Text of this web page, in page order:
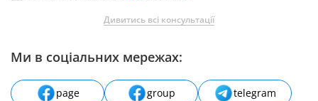
Дивитись всі консультації
Ми в соціальних мережах:
page group
telegram